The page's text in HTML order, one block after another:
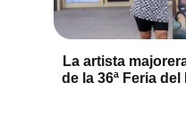
La artista
de la 36ª Feria